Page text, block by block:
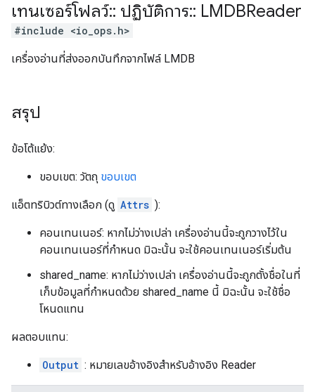
เทนเซอร์โฟลว์:: ปฏิบัติการ:: LMDBReader
#include <io_ops.h>
เครื่องอ่านที่ส่งออกบันทึกจากไฟล์ LMDB
สรุป
ข้อโต้แย้ง:
ขอบเขต: วัตถุ ขอบเขต
แอ็ตทริบิวต์ทางเลือก (ดู Attrs ):
คอนเทนเนอร์: หากไม่ว่างเปล่า เครื่องอ่านนี้จะถูกวางไว้ใน
คอนเทนเนอร์ที่กำหนด มิฉะนั้น จะใช้คอนเทนเนอร์เริ่มต้น
shared_name: หากไม่ว่างเปล่า เครื่องอ่านนี้จะถูกตั้งชื่อในที่
เก็บข้อมูลที่กำหนดด้วย shared_name นี้ มิฉะนั้น จะใช้ชื่อ
โหนดแทน
ผลตอบแทน:
Output : หมายเลขอ้างอิงสำหรับอ้างอิง Reader